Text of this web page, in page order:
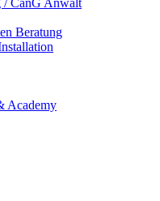
/ CanG Anwalt
Beratung
Academy